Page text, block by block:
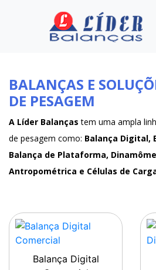
BALANÇAS E
DE PESAGEM
A Líder Balanças tem uma ampla
de pesagem como: Balança Digital,
Balança de Plataforma,
Antropométrica e Células de
Balança Digital